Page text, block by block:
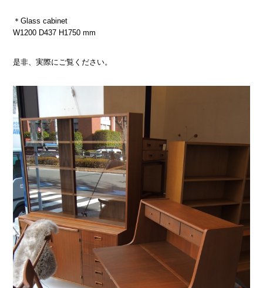
＊Glass cabinet
W1200 D437 H1750 mm
是非、実際にご覧ください。